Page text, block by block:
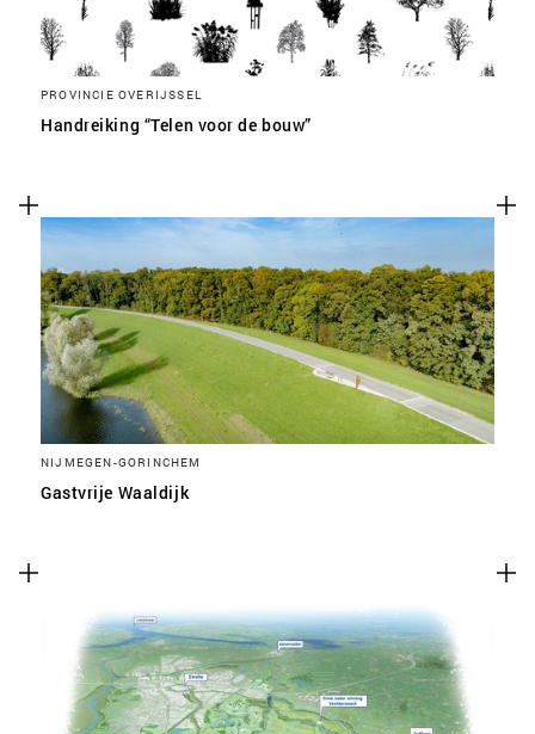
PROVINCIE OVERIJSSEL
Handreiking “Telen voor de bouw”
NIJMEGEN-GORINCHEM
Gastvrije Waaldijk